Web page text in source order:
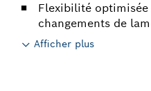
Flexibilité
changements de
Afficher plus